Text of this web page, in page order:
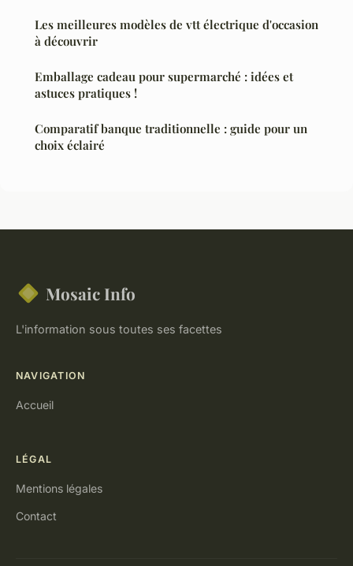
Les meilleures modèles de vtt électrique d'occasion
à découvrir
Emballage cadeau pour supermarché : idées et
astuces pratiques !
Comparatif banque traditionnelle : guide pour un
choix éclairé
Mosaic Info
L'information sous toutes ses facettes
NAVIGATION
Accueil
LÉGAL
Mentions légales
Contact